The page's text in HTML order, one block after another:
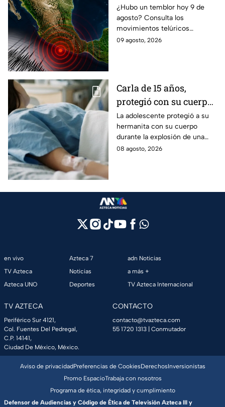
Huixtla, Chiapas
¿Hubo un temblor hoy 9 de
agosto? Consulta los
movimientos telúricos
sentidos en México con
09 agosto, 2026
Carla de 15 años,
protegió con su cuerpo
a su hermanita de 4
durante la explosión de
una pipa de gas en
Cuernavaca
La adolescente protegió a su
hermanita con su cuerpo
durante la explosión de una
pipa de gas en Cuernavaca;
08 agosto, 2026
en vivo
TV Azteca
Azteca UNO
Azteca 7
Noticias
Deportes
adn Noticias
a más +
TV Azteca Internacional
TV AZTECA
Periférico Sur 4121,
Col. Fuentes Del Pedregal,
C.P. 14141,
Ciudad De México, México.
CONTACTO
contacto@tvazteca.com
55 1720 1313 | Conmutador
Aviso de privacidadPreferencias de CookiesDerechosInversionistas
Promo EspacioTrabaja con nosotros
Programa de ética, integridad y cumplimiento
Defensor de Audiencias y Código de Ética de Televisión Azteca III y